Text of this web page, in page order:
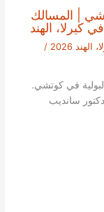
| المسالك
كيرلا، الهند
2026
/
في كوتشي.
سانديب